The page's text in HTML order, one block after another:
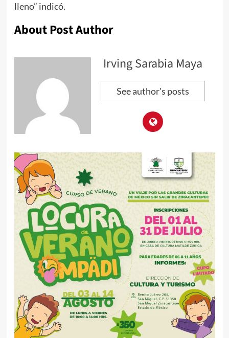
lleno” indicó.
About Post Author
Irving Sarabia Maya
See author's posts